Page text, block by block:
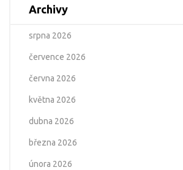
Archivy
srpna 2026
července 2026
června 2026
května 2026
dubna 2026
března 2026
února 2026